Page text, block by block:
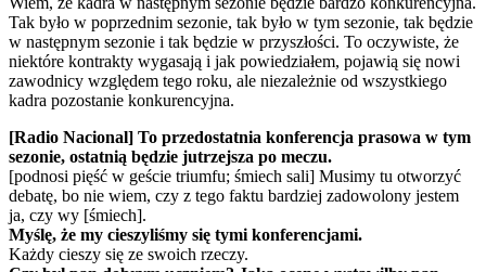
Tak było w poprzednim sezonie, tak było w tym sezonie, tak będzie
w następnym sezonie i tak będzie w przyszłości. To oczywiste, że
niektóre kontrakty wygasają i jak powiedziałem, pojawią się nowi
zawodnicy względem tego roku, ale niezależnie od wszystkiego
kadra pozostanie konkurencyjna.
[Radio Nacional] To przedostatnia konferencja prasowa w tym
sezonie, ostatnią będzie jutrzejsza po meczu.
[podnosi pięść w geście triumfu; śmiech sali] Musimy tu otworzyć
debatę, bo nie wiem, czy z tego faktu bardziej zadowolony jestem
ja, czy wy [śmiech].
Myślę, że my cieszyliśmy się tymi konferencjami.
Każdy cieszy się ze swoich rzeczy.